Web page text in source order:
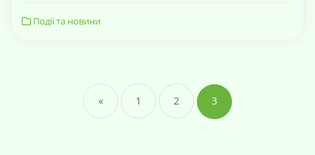
Події та новини
« 1 2 3